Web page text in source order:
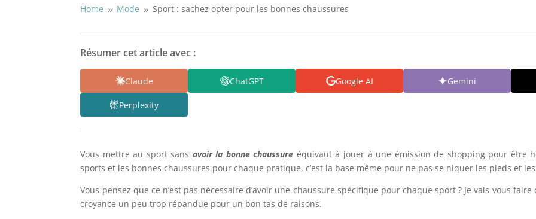
Home 9 Mode 9 Sport : sachez opter pour les bonnes chaussures
Résumer cet article avec :
Claude ChatGPT Google AI Gemini
Perplexity
Vous mettre au sport sans avoir la bonne chaussure équivaut à jouer à une émission de shopping pour être
sports et les bonnes chaussures pour chaque pratique, c’est la base même pour ne pas se niquer les pieds et
Vous pensez que ce n’est pas nécessaire d’avoir une chaussure spécifique pour chaque sport ? Je vais vous
croyance un peu trop répandue pour un bon tas de raisons.